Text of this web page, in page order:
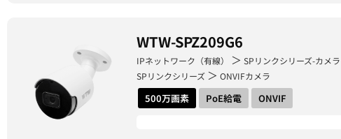
WTW-SPZ209G6
IPネットワーク（有線） ＞ SPリンクシリーズ-カメラ
SPリンクシリーズ ＞ ONVIFカメラ
500万画素 PoE給電 ONVIF